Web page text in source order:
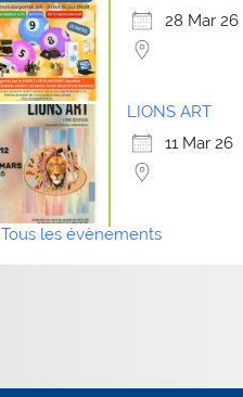
28 Mar 26
LIONS ART
11 Mar 26
Tous les évènements